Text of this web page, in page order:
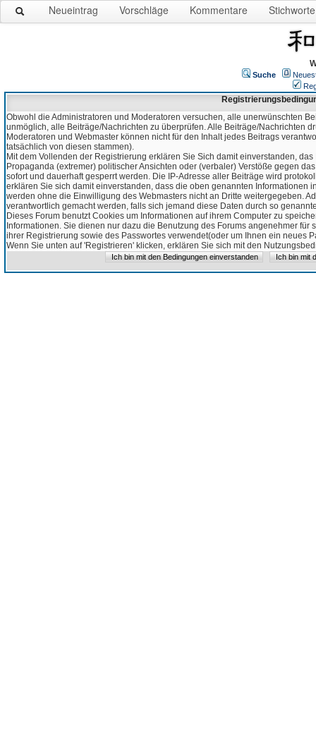
Neueintrag Vorschläge Kommentare Stichworte
Suche
Obwohl die Administratoren und Moderatoren versuchen, alle unerwünschten
unmöglich, alle Beiträge/Nachrichten zu überprüfen. Alle Beiträge/Nachrichten
Moderatoren und Webmaster können nicht für den Inhalt jedes Beitrags
tatsächlich von diesen stammen).
Mit dem Vollenden der Registrierung erklären Sie Sich damit einverstanden,
Propaganda (extremer) politischer Ansichten oder (verbaler) Verstöße gegen
sofort und dauerhaft gesperrt werden. Die IP-Adresse aller Beiträge wird
erklären Sie sich damit einverstanden, dass die oben genannten Informationen
werden ohne die Einwilligung des Webmasters nicht an Dritte weitergegeben.
verantwortlich gemacht werden, falls sich jemand diese Daten durch so
Dieses Forum benutzt Cookies um Informationen auf ihrem Computer zu
Informationen. Sie dienen nur dazu die Benutzung des Forums angenehmer
ihrer Registrierung sowie des Passwortes verwendet(oder um Ihnen ein neues
Wenn Sie unten auf 'Registrieren' klicken, erklären Sie sich mit den